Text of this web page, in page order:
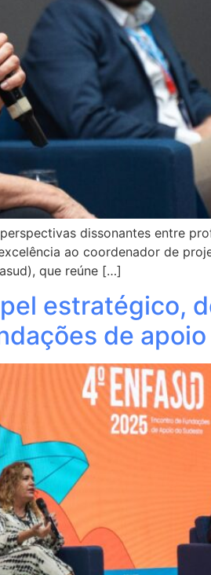
dissonantes entre
ao coordenador de
que reúne […]
estratégico,
de apoio